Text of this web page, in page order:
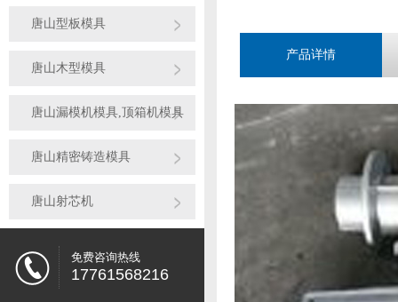
唐山型板模具
唐山木型模具
唐山漏模机模具,顶箱机模具
唐山精密铸造模具
唐山射芯机
免费咨询热线
17761568216
产品详情